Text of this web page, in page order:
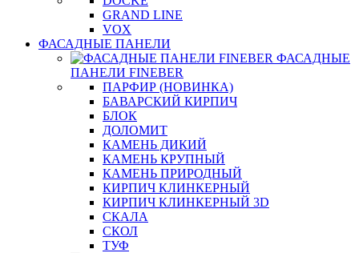
GRAND LINE
VOX
ФАСАДНЫЕ ПАНЕЛИ
ФАСАДНЫЕ
ПАНЕЛИ FINEBER
ПАРФИР (НОВИНКА)
БАВАРСКИЙ КИРПИЧ
БЛОК
ДОЛОМИТ
КАМЕНЬ ДИКИЙ
КАМЕНЬ КРУПНЫЙ
КАМЕНЬ ПРИРОДНЫЙ
КИРПИЧ КЛИНКЕРНЫЙ
КИРПИЧ КЛИНКЕРНЫЙ 3D
СКАЛА
СКОЛ
ТУФ